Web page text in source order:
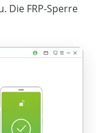
Die FRP-Sperre